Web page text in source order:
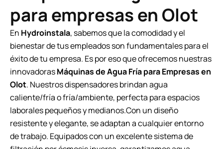
para empresas en Olot
En Hydroinstala, sabemos que la comodidad y el
bienestar de tus empleados son fundamentales para el
éxito de tu empresa. Es por eso que ofrecemos nuestras
innovadorasMáquinas de Agua Fría para Empresas en
Olot. Nuestros dispensadores brindan agua
caliente/fría o fría/ambiente, perfecta para espacios
laborales pequeños y medianos.Con un diseño
resistente y elegante, se adaptan a cualquier entorno
de trabajo. Equipados con un excelente sistema de